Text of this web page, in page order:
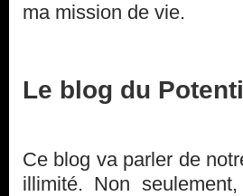
ma mission de vie.
Le blog du
Ce blog va parler de
illimité. Non